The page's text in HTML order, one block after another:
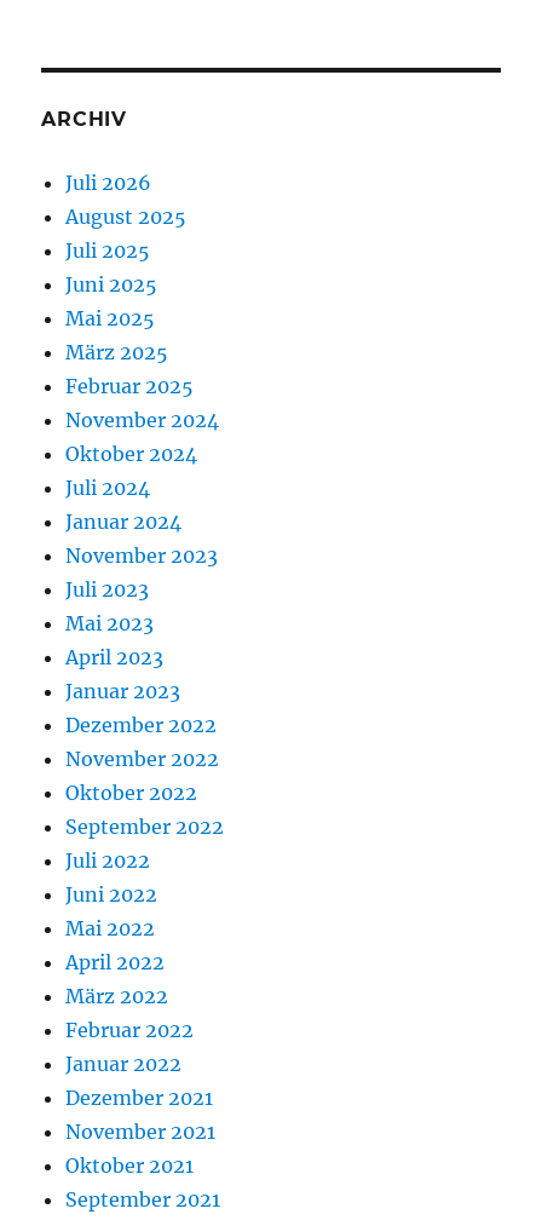
ARCHIV
Juli 2026
August 2025
Juli 2025
Juni 2025
Mai 2025
März 2025
Februar 2025
November 2024
Oktober 2024
Juli 2024
Januar 2024
November 2023
Juli 2023
Mai 2023
April 2023
Januar 2023
Dezember 2022
November 2022
Oktober 2022
September 2022
Juli 2022
Juni 2022
Mai 2022
April 2022
März 2022
Februar 2022
Januar 2022
Dezember 2021
November 2021
Oktober 2021
September 2021